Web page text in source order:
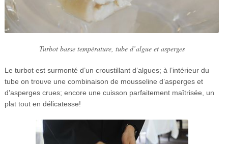
Turbot basse température, tube d’algue et asperges
Le turbot est surmonté d’un croustillant d’algues; à l’intérieur du
tube on trouve une combinaison de mousseline d’asperges et
d’asperges crues; encore une cuisson parfaitement maîtrisée, un
plat tout en délicatesse!